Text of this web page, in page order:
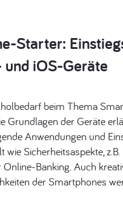
Starter:
iOS-Geräte
beim Thema
Grundlagen der Geräte
Anwendungen und
wie Sicherheitsaspekte,
Banking. Auch
der Smartphones